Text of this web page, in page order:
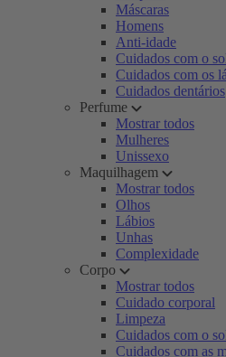
Máscaras
Homens
Anti-idade
Cuidados com o
Cuidados com os
Cuidados dentários
Perfume
Mostrar todos
Mulheres
Unissexo
Maquilhagem
Mostrar todos
Olhos
Lábios
Unhas
Complexidade
Corpo
Mostrar todos
Cuidado corporal
Limpeza
Cuidados com o
Cuidados com as